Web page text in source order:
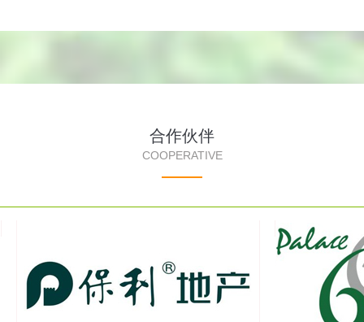
合作伙伴
COOPERATIVE